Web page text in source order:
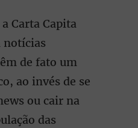
Carta Capita
notícias
de fato um
ao invés de se
ou cair na
das